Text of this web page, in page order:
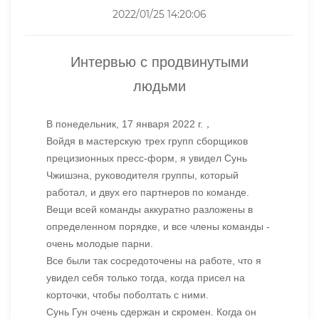
2022/01/25 14:20:06
Интервью с продвинутыми
людьми
В понедельник, 17 января 2022 г. ，
Войдя в мастерскую трех групп сборщиков
прецизионных пресс-форм, я увидел Сунь
Чжишэна, руководителя группы, который
работал, и двух его партнеров по команде.
Вещи всей команды аккуратно разложены в
определенном порядке, и все члены команды -
очень молодые парни.
Все были так сосредоточены на работе, что я
увидел себя только тогда, когда присел на
корточки, чтобы поболтать с ними.
Сунь Гун очень сдержан и скромен. Когда он